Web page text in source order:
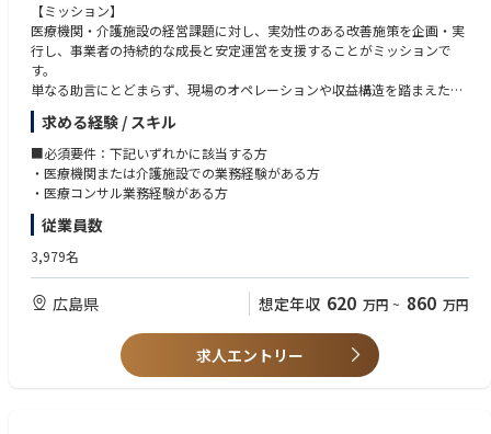
【ミッション】
医療機関・介護施設の経営課題に対し、実効性のある改善施策を企画・実
行し、事業者の持続的な成長と安定運営を支援することがミッションで
す。
単なる助言にとどまらず、現場のオペレーションや収益構造を踏まえた具
体的な支援を通じて、業績改善の実現と地域医療・介護体制の維持に貢献
します。これにより、当社グループの提供価値を高めるとともに、地域社
会全体の持続可能性向上に寄与していただきます。
【業務内容】
医療機関・介護施設等の医療介護事業者を対象に、業績改善に向けた取り
＜医療・介護事業者の業績改善活動の企画・推進＞
・医療機関・介護施設の運営状況、業績、課題の把握
・収益構造やコスト構造を踏まえた改善施策の企画
・業績改善に向けた取り組みの実行支援・フォロー
・医療・介護現場の実情を踏まえた実効性のある支援内容の検討
・必要に応じた医療コンサル的視点での助言・提案
求める経験 / スキル
■必須要件：下記いずれかに該当する方
・医療機関または介護施設での業務経験がある方
・医療コンサル業務経験がある方
従業員数
3,979名
広島県 想定年収 620 万円 ~ 860 万円
求人エントリー